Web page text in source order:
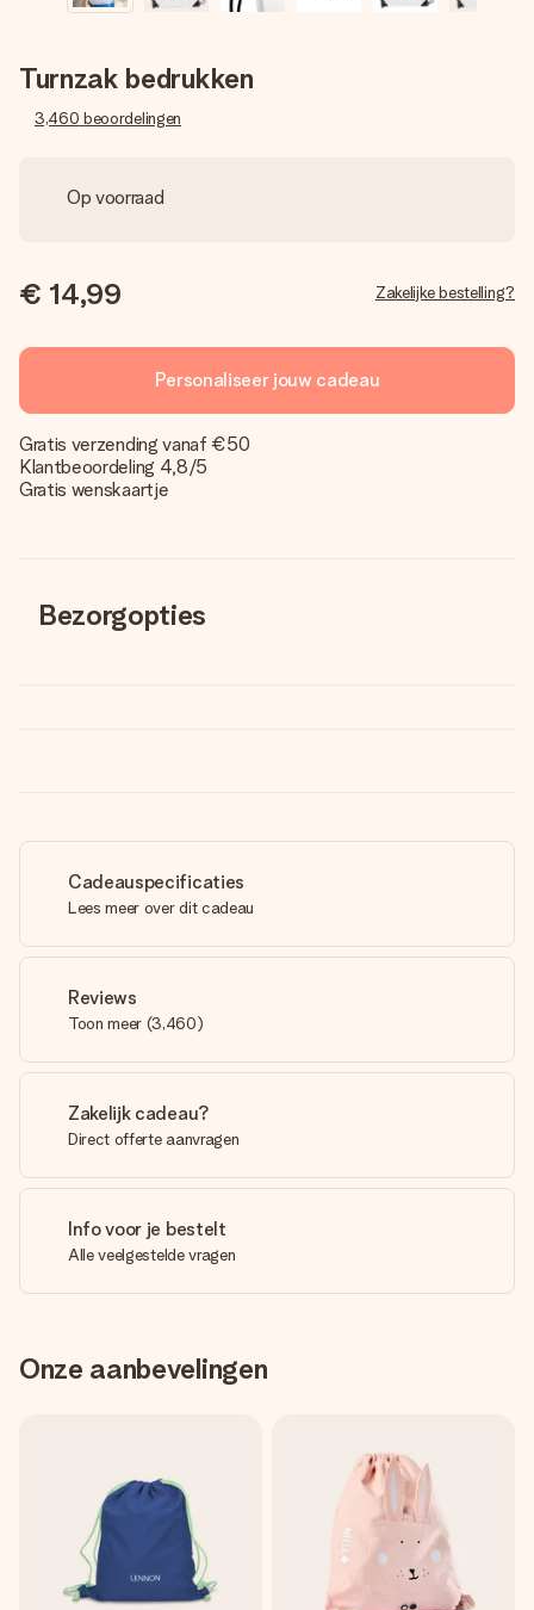
Turnzak bedrukken
3,460 beoordelingen
Op voorraad
€ 14,99 Zakelijke bestelling?
Personaliseer jouw cadeau
Gratis verzending vanaf €50
Klantbeoordeling 4,8/5
Gratis wenskaartje
Bezorgopties
Cadeauspecificaties
Lees meer over dit cadeau
Reviews
Toon meer (3,460)
Zakelijk cadeau?
Direct offerte aanvragen
Info voor je bestelt
Alle veelgestelde vragen
Onze aanbevelingen